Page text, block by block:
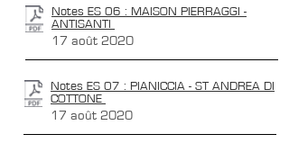
Notes ES 06 : MAISON PIERRAGGI -
ANTISANTI
17 août 2020
Notes ES 07 : PIANICCIA - ST ANDREA DI
COTTONE
17 août 2020